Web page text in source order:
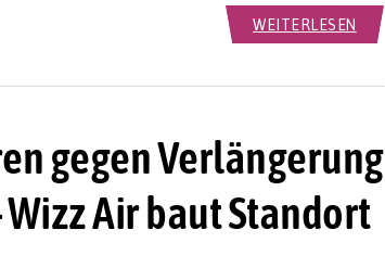
WEITERLESEN
gegen Verlängerung
Air baut Standort